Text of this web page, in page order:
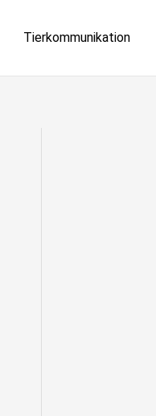
Tierkommunikation